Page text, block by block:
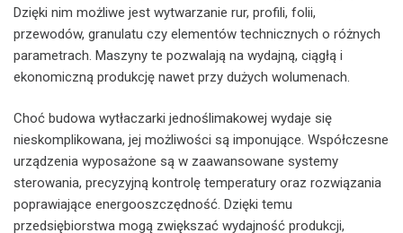
Dzięki nim możliwe jest wytwarzanie rur, profili, folii,
przewodów, granulatu czy elementów technicznych o różnych
parametrach. Maszyny te pozwalają na wydajną, ciągłą i
ekonomiczną produkcję nawet przy dużych wolumenach.
Choć budowa wytłaczarki jednoślimakowej wydaje się
nieskomplikowana, jej możliwości są imponujące. Współczesne
urządzenia wyposażone są w zaawansowane systemy
sterowania, precyzyjną kontrolę temperatury oraz rozwiązania
poprawiające energooszczędność. Dzięki temu
przedsiębiorstwa mogą zwiększać wydajność produkcji,